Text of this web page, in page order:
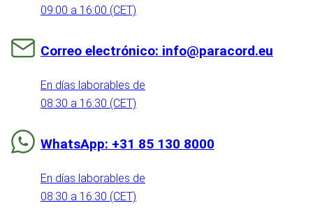
09:00 a 16:00 (CET)
Correo electrónico: info@paracord.eu
En días laborables de
08:30 a 16:30 (CET)
WhatsApp: +31 85 130 8000
En días laborables de
08:30 a 16:30 (CET)